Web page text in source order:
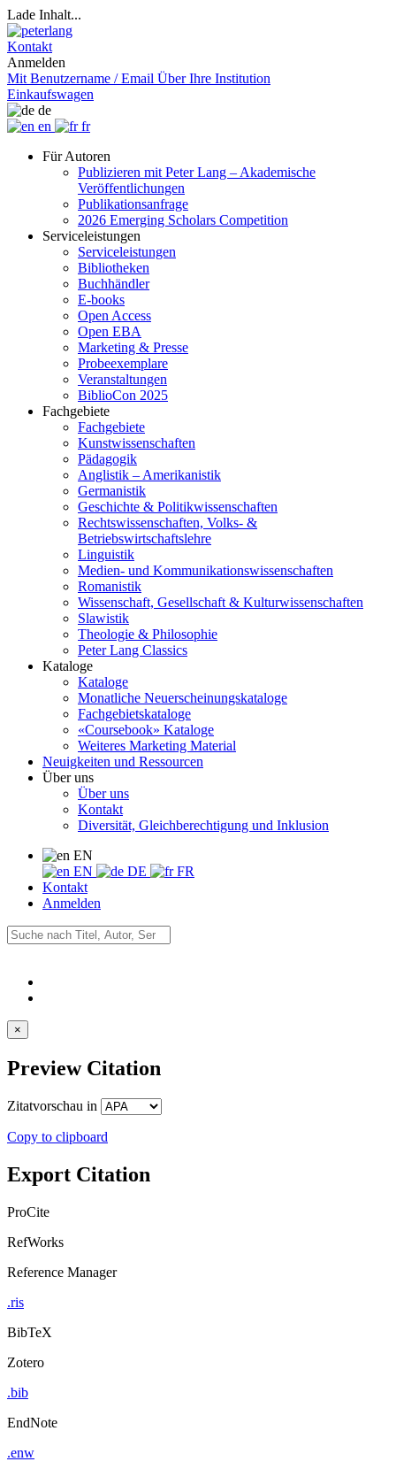
Lade Inhalt...
Kontakt
Anmelden
Mit Benutzername / Email Über Ihre Institution
Einkaufswagen
de
en
fr
Für Autoren
Publizieren mit Peter Lang – Akademische
Veröffentlichungen
Publikationsanfrage
2026 Emerging Scholars Competition
Serviceleistungen
Serviceleistungen
Bibliotheken
Buchhändler
E-books
Open Access
Open EBA
Marketing & Presse
Probeexemplare
Veranstaltungen
BiblioCon 2025
Fachgebiete
Fachgebiete
Kunstwissenschaften
Pädagogik
Anglistik – Amerikanistik
Germanistik
Geschichte & Politikwissenschaften
Rechtswissenschaften, Volks- &
Betriebswirtschaftslehre
Linguistik
Medien- und Kommunikationswissenschaften
Romanistik
Wissenschaft, Gesellschaft & Kulturwissenschaften
Slawistik
Theologie & Philosophie
Peter Lang Classics
Kataloge
Kataloge
Monatliche Neuerscheinungskataloge
Fachgebietskataloge
«Coursebook» Kataloge
Weiteres Marketing Material
Neuigkeiten und Ressourcen
Über uns
Über uns
Kontakt
Diversität, Gleichberechtigung und Inklusion
EN
EN
DE
FR
Kontakt
Anmelden
×
Preview Citation
Zitatvorschau in
Copy to clipboard
Export Citation
ProCite
RefWorks
Reference Manager
.ris
BibTeX
Zotero
.bib
EndNote
.enw